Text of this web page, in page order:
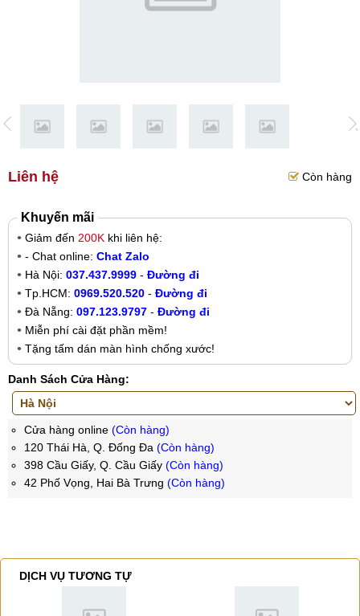
Liên hệ Còn hàng
Khuyến mãi
Giảm đến 200K khi liên hệ:
- Chat online: Chat Zalo
Hà Nội: 037.437.9999 - Đường đi
Tp.HCM: 0969.520.520 - Đường đi
Đà Nẵng: 097.123.9797 - Đường đi
Miễn phí cài đặt phần mềm!
Tặng tấm dán màn hình chống xước!
Danh Sách Cửa Hàng:
Cửa hàng online (Còn hàng)
120 Thái Hà, Q. Đống Đa (Còn hàng)
398 Cầu Giấy, Q. Cầu Giấy (Còn hàng)
42 Phố Vọng, Hai Bà Trưng (Còn hàng)
DỊCH VỤ TƯƠNG TỰ